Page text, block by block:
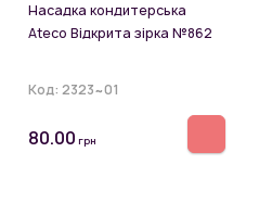
Насадка кондитерська
Ateco Відкрита зірка №862
Код: 2323~01
80.00 грн